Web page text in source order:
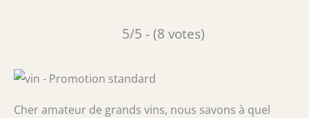
5/5 - (8 votes)
Cher amateur de grands vins, nous savons à quel